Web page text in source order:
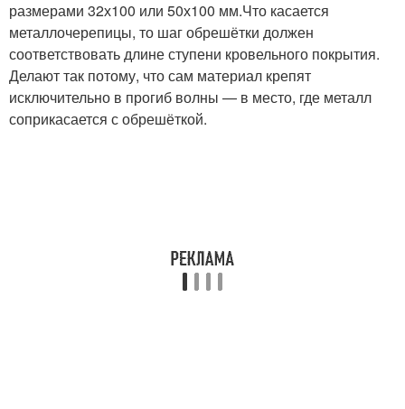
размерами 32х100 или 50х100 мм.Что касается
металлочерепицы, то шаг обрешётки должен
соответствовать длине ступени кровельного покрытия.
Делают так потому, что сам материал крепят
исключительно в прогиб волны — в место, где металл
соприкасается с обрешёткой.